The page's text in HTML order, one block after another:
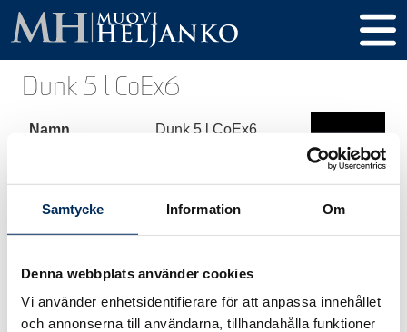
Samtycke Information Om
Denna webbplats använder cookies
Vi använder enhetsidentifierare för att anpassa innehållet
och annonserna till användarna, tillhandahålla funktioner
Dunk 5 l CoEx6
Namn Dunk 5 l CoEx6
Volym 5000 ml
Höjd 323 mm
Diameter 128 x 192 mm
Gänga / Kork 40 mm